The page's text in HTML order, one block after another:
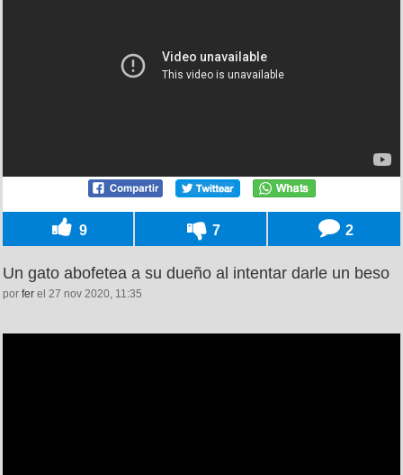
9 7 2
Un gato abofetea a su dueño al intentar darle un beso
por fer el 27 nov 2020, 11:35